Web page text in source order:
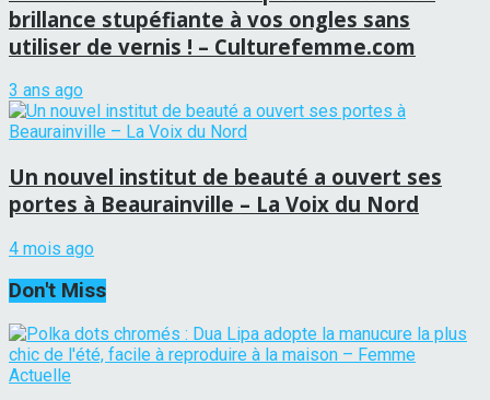
brillance stupéfiante à vos ongles sans
utiliser de vernis ! – Culturefemme.com
3 ans ago
Un nouvel institut de beauté a ouvert ses
portes à Beaurainville – La Voix du Nord
4 mois ago
Don't Miss